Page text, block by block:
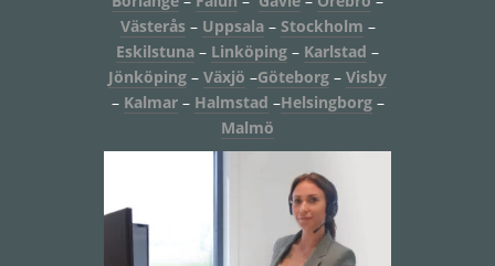
Västerås– Uppsala– Stockholm –
Eskilstuna – Linköping – Karlstad –
Jönköping – Växjö –Göteborg – Visby
– Kalmar– Halmstad –Helsingborg–
Malmö